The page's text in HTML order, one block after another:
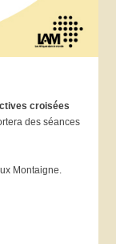
croisées
des séances
Montaigne.